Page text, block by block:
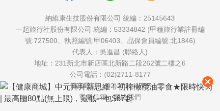
納維康生技股份有限公司 統編：25145643
一起旅行社股份有限公司 統編：53334842 (甲種旅行業註冊編
號:727500、執照編號:甲06403、品保會員編號:北1846)
代表人：吳進昌 (聯絡人)
地址：231新北市新店區北新路二段262號二樓之6
公司電話：(02)2711-8177
傳真電話：(02)2711-1757
客服信箱：聯絡我們